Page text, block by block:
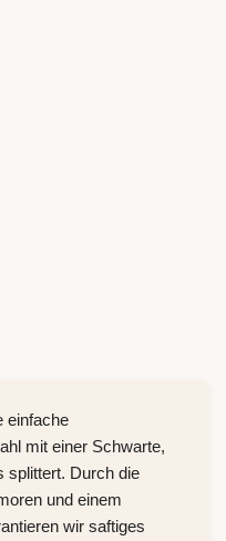
einfache
mit einer Schwarte,
splittert. Durch die
und einem
wir saftiges